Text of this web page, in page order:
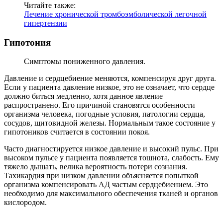
Читайте также:
Лечение хронической тромбоэмболической легочной
гипертензии
Гипотония
Симптомы пониженного давления.
Давление и сердцебиение меняются, компенсируя друг друга.
Если у пациента давление низкое, это не означает, что сердце
должно биться медленно, хотя данное явление
распространено. Его причиной становятся особенности
организма человека, погодные условия, патологии сердца,
сосудов, щитовидной железы. Нормальным такое состояние у
гипотоников считается в состоянии покоя.
Часто диагностируется низкое давление и высокий пульс. При
высоком пульсе у пациента появляется тошнота, слабость. Ему
тяжело дышать, велика вероятность потери сознания.
Тахикардия при низком давлении объясняется попыткой
организма компенсировать АД частым сердцебиением. Это
необходимо для максимального обеспечения тканей и органов
кислородом.